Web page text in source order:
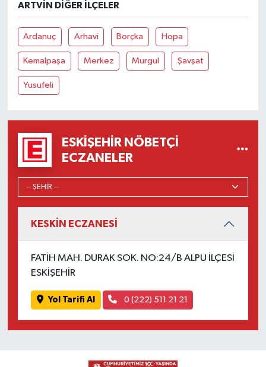
ARTVIN DIĞER İLÇELER
Ardanuç Arhavi Borçka Hopa
Kemalpaşa Merkez Murgul Şavşat
Yusufeli
ESKIŞEHIR NÖBETÇI
ECZANELER
KESKİN ECZANESİ
FATİH MAH. DURAK SOK. NO:24/B ALPU İLÇESİ
ESKİŞEHİR
Yol Tarifi Al 0 (222) 511 21 21